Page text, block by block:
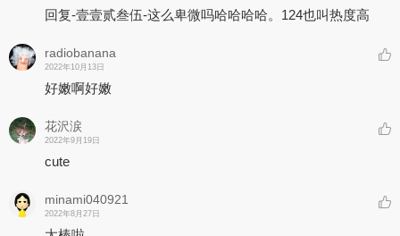
回复-壹壹贰叁伍-这么卑微吗哈哈哈哈。124也叫热度高
radiobanana
2022年10月13日
好嫩啊好嫩
花沢涙
2022年9月19日
cute
minami040921
2022年8月27日